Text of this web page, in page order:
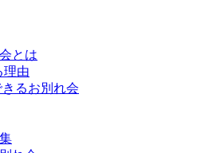
とは
理由
るお別れ会